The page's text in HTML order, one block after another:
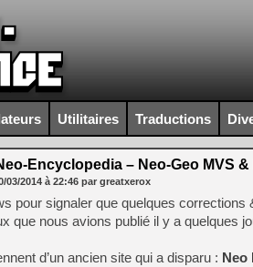
Utilitaires Traductions
Encyclopedia – Neo-Geo MVS
03/2014 à 22:46 par greatxerox
pour signaler que quelques
que nous avions publié il y a quelques
d’un ancien site qui a disparu : Neo